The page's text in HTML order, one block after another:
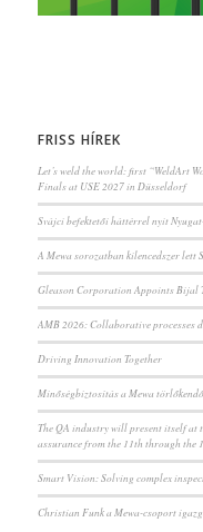
FRISS HÍREK
Let’s weld the world: first “WeldArt
Finals at USE 2027 in Düsseldorf
Svájci befektetői háttérrel nyit
A Mewa sorozatban kilencedszer lett
Gleason Corporation Appoints Bijal
AMB 2026: Collaborative processes
Driving Innovation Together
Minőségbiztosítás a Mewa
The QA industry will present itself
assurance from the 11th through the
Smart Vision: Solving complex
Christian Funk a Mewa-csoport